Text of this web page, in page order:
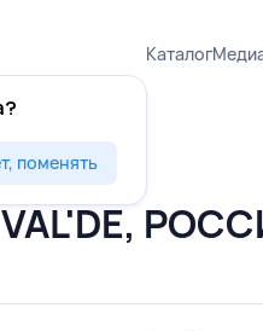
поменять
Каталог